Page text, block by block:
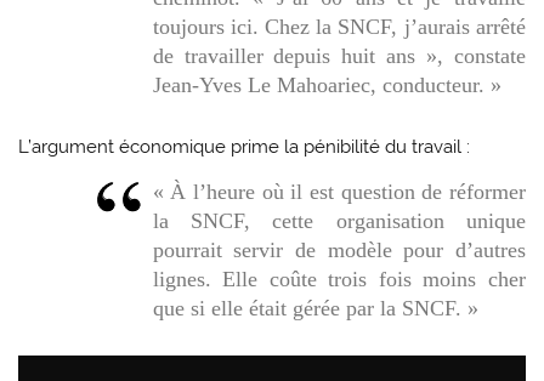
toujours ici. Chez la SNCF, j’aurais arrêté
de travailler depuis huit ans », constate
Jean-Yves Le Mahoariec, conducteur. »
L’argument économique prime la pénibilité du travail :
« À l’heure où il est question de réformer
la SNCF, cette organisation unique
pourrait servir de modèle pour d’autres
lignes. Elle coûte trois fois moins cher
que si elle était gérée par la SNCF. »